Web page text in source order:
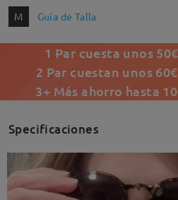
M Guía de Talla
1 Par cuesta unos
2 Par cuestan unos
3+ Más ahorro hasta
Specificaciones